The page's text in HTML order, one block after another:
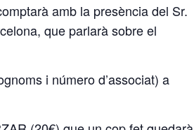
amb la presència del Sr.
que parlarà sobre el
i número d’associat) a